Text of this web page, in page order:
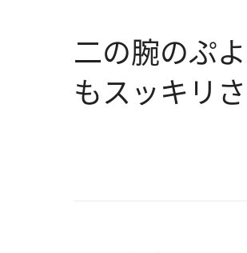
二の腕のぷ
もスッキリ